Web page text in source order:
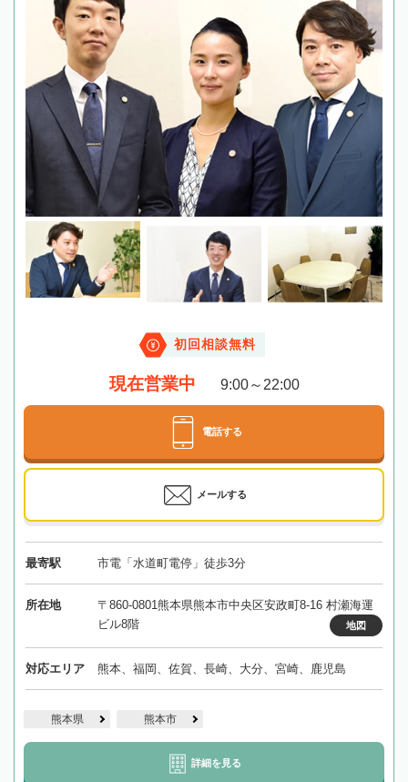
初回相談無料
現在営業中 9:00～22:00
電話する
メールする
最寄駅 市電「水道町電停」徒歩3分
所在地
〒860-0801熊本県熊本市中央区安政町8-16 村瀬海運
ビル8階
地図
対応エリア 熊本、福岡、佐賀、長崎、大分、宮崎、鹿児島
熊本県 熊本市
詳細を見る